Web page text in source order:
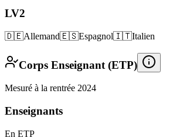
LV2
🇩🇪Allemand🇪🇸Espagnol🇮🇹Italien
Corps Enseignant (ETP)
Mesuré à la rentrée 2024
Enseignants
En ETP